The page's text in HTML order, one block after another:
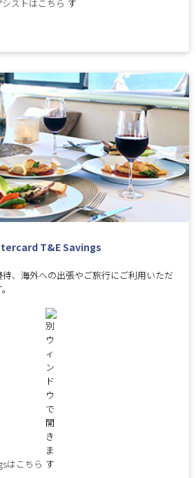
ストはこちら
T&E Savings
、海外への出張やご旅行にご利用いただ
はこちら